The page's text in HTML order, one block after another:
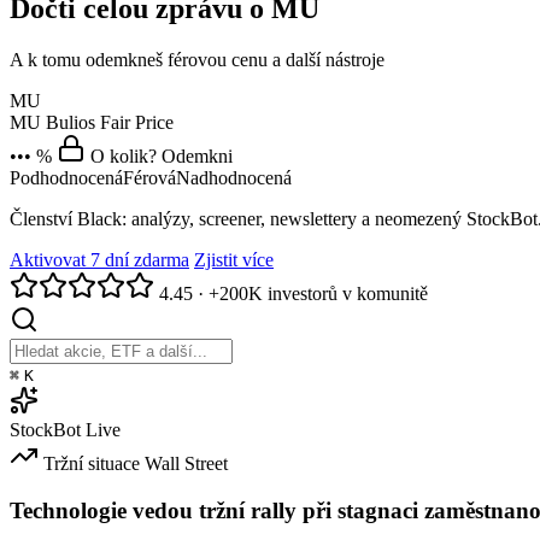
Dočti celou zprávu o MU
A k tomu odemkneš férovou cenu a další nástroje
MU
MU Bulios Fair Price
••• %
O kolik? Odemkni
PodhodnocenáFérováNadhodnocená
Členství Black: analýzy, screener, newslettery a neomezený StockBot.
Aktivovat 7 dní zdarma Zjistit více
4.45 · +200K investorů v komunitě
⌘ K
StockBot Live
Tržní situace Wall Street
Technologie vedou tržní rally při stagnaci